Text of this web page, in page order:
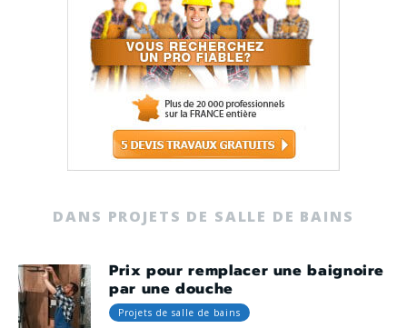
DANS PROJETS DE SALLE DE BAINS
Prix pour remplacer une baignoire
par une douche
Projets de salle de bains